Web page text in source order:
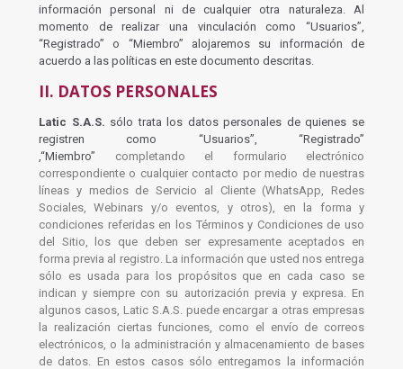
información personal ni de cualquier otra naturaleza. Al
momento de realizar una vinculación como “Usuarios”,
“Registrado” o “Miembro” alojaremos su información de
acuerdo a las políticas en este documento descritas.
II. DATOS PERSONALES
Latic S.A.S. sólo trata los datos personales de quienes se
registren como “Usuarios”, “Registrado”
,“Miembro” completando el formulario electrónico
correspondiente o cualquier contacto por medio de nuestras
líneas y medios de Servicio al Cliente (WhatsApp, Redes
Sociales, Webinars y/o eventos, y otros), en la forma y
condiciones referidas en los Términos y Condiciones de uso
del Sitio, los que deben ser expresamente aceptados en
forma previa al registro. La información que usted nos entrega
sólo es usada para los propósitos que en cada caso se
indican y siempre con su autorización previa y expresa. En
algunos casos, Latic S.A.S. puede encargar a otras empresas
la realización ciertas funciones, como el envío de correos
electrónicos, o la administración y almacenamiento de bases
de datos. En estos casos sólo entregamos la información